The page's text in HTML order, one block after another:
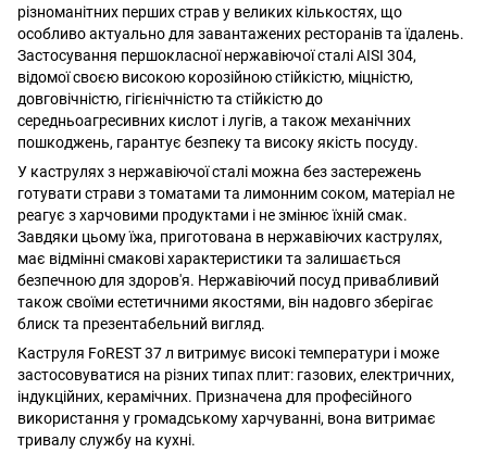
різноманітних перших страв у великих кількостях, що
особливо актуально для завантажених ресторанів та їдалень.
Застосування першокласної нержавіючої сталі AISI 304,
відомої своєю високою корозійною стійкістю, міцністю,
довговічністю, гігієнічністю та стійкістю до
середньоагресивних кислот і лугів, а також механічних
пошкоджень, гарантує безпеку та високу якість посуду.
У каструлях з нержавіючої сталі можна без застережень
готувати страви з томатами та лимонним соком, матеріал не
реагує з харчовими продуктами і не змінює їхній смак.
Завдяки цьому їжа, приготована в нержавіючих каструлях,
має відмінні смакові характеристики та залишається
безпечною для здоров'я. Нержавіючий посуд привабливий
також своїми естетичними якостями, він надовго зберігає
блиск та презентабельний вигляд.
Каструля FoREST 37 л витримує високі температури і може
застосовуватися на різних типах плит: газових, електричних,
індукційних, керамічних. Призначена для професійного
використання у громадському харчуванні, вона витримає
тривалу службу на кухні.